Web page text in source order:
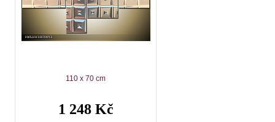
110 x 70 cm
1 248 Kč